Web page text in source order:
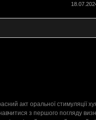
акт оральної
з першого погляду